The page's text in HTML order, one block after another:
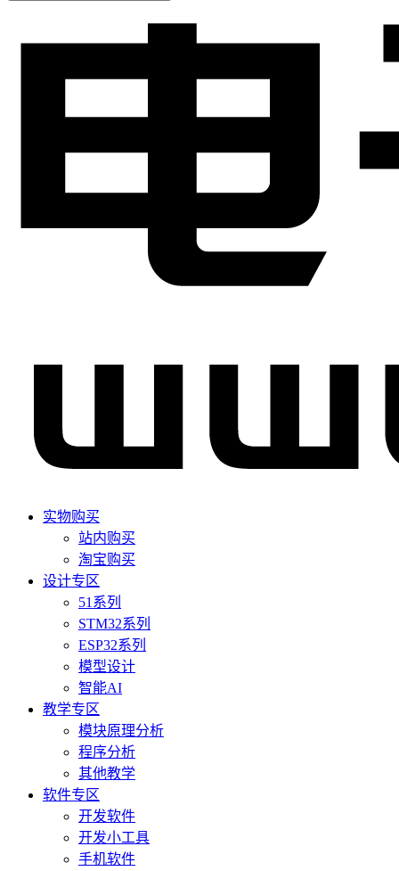
实物购买
站内购买
淘宝购买
设计专区
51系列
STM32系列
ESP32系列
模型设计
智能AI
教学专区
模块原理分析
程序分析
其他教学
软件专区
开发软件
开发小工具
手机软件